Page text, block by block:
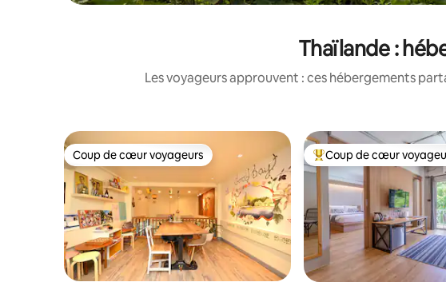
Thaïlande :
Les voyageurs approuvent : ces hébergements
Coup de cœur voyageurs
Coup de cœur voyageurs Coups de cœur
Coup de cœur